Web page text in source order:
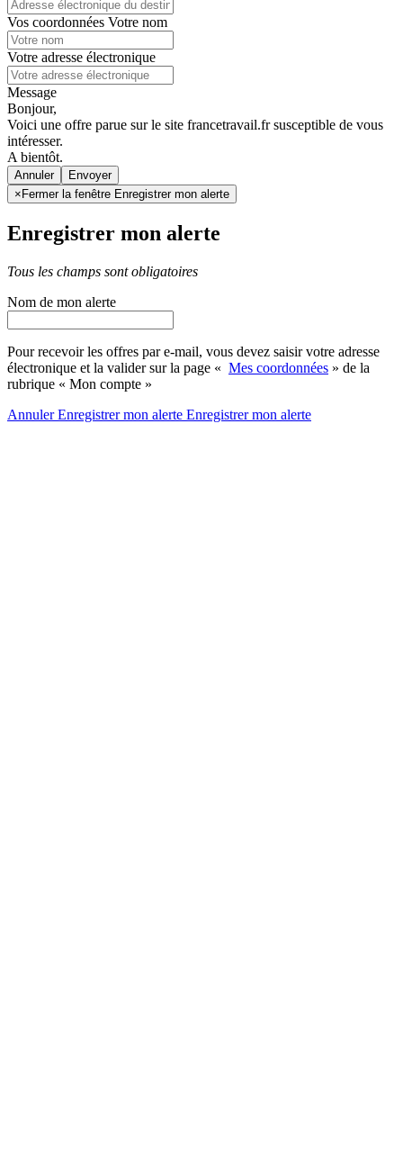
Vos coordonnées Votre nom
Votre adresse électronique
Message
Bonjour,
Voici une offre parue sur le site francetravail.fr susceptible de vous
intéresser.
A bientôt.
Annuler
× Fermer la fenêtre Enregistrer mon alerte
Enregistrer mon alerte
Tous les champs sont obligatoires
Nom de mon alerte
Pour recevoir les offres par e-mail, vous devez saisir votre adresse
électronique et la valider sur la page « Mes coordonnées » de la
rubrique « Mon compte »
AnnulerEnregistrer mon alerte Enregistrermon alerte